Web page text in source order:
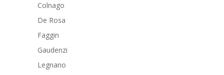
Colnago
De Rosa
Faggin
Gaudenzi
Legnano